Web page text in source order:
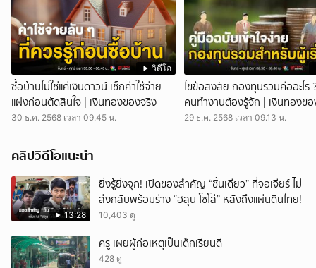
ล้ม ทับหญิงชาวจีนเสียชีวิต นักท่องเที่ยวส่วนใหญ่เป็นชาวต่างชาติ หอบข้าว
ของวิ่งหนีลมพายุ บริเวณหน้าหาดเกาะเฮ จังหวัดภูเก็ต จังหวะนั้นต้นไม้
ขนาดใหญ่ถูกลมพัดโค่นลงมา ในคลิปจะได้ยินเสียงคนพูดว่า เห็นไหม คน ๆ
อยู่ใต้นั้น หลังเหตุการณ์สงบ พบร่างนักท่องเที่ยวหญิงชาวจีน อายุ 53 ปี ถูก
ต้นไม้ทับเสียชีวิต ผู้เสียชีวิตและสามีเดินทางมาเที่ยวที่เกาะเฮกับกรุ๊ปทัวร์
กระทั่งประมาณ 15.30 น. ของเมื่อวาน ขณะผู้เสียชีวิตกับสามีนั่งอยู่ที่เก้าอี้
ชายหาดใต้ต้นไม้ ได้มีลมพัดแรงและฝนตก ก่อนต้นไม้จะล้มทับผู้เสียชีวิต
ลมแรงยังพัดหลังคากระเบื้องปลิวตกใส่ถนน พื้นที่ บ้านบางเทา ตำบลเชิง
ทะเล อำเภอถลาง เจ้าของบ้านถึงกับร้องโอ้โฮ เรียบร้อยครับ บ้านกู พายุถล่ม
ตำบลศรีสุนทร ถูกลมพัดล้มทับบ้าน 1 หลัง และร้านค้าอีก 1 ร้าน พังเสียหาย
เคราะห์ดีไม่มีใครบาดเจ็บ เพราะทุกคนวิ่งออกมาได้ทัน ชาวภูเก็ต ยังโพสต์
คลิปเจอเหตุไม่คาดฝันระหว่างขับรถฝ่าลมและฝน เช่น คลิปเจอถังเก็บน้ำ
ขนาดใหญ่ 3-4 ถัง ถูกลมพัดกลิ้งมาบนถนนบายพาส รถยนต์เบรกหลบกัน
เกือบไม่ทัน อีกคนเจอตุ๊กตาเป่าลม รูปหงษ์ยักษ์ ปลิวขวางทางบริเวณแยกไฟ
แดงสนามบินภูเก็ต ผู้ขับขี่เหยียบเบรกกันตัวโก่ง ก่อนจะมีคนมาช่วยลากหงษ์
ยักษ์ออกจากถนน พายุถล่มเมืองคอน เสาไฟล้มเพียบ ที่ จังหวัด
นครศรีธรรมราช ลมพายุได้พัดเสาไฟฟ้า 2 ฝั่ง ริมถนนเทิดพระเกียรติ ตำบล
ปากนคร โค่นล้มเป็นโดมิโน ระยะทาง 2-3 กิโลเมตร บางต้นล้มทับบ้านและ
วิดีโอ
ซื้อบ้านไม่ใช่แค่เงินดาวน์ เช็กค่าใช้จ่าย
แฝงก่อนตัดสินใจ | เงินทองของจริง
30 ธ.ค. 2568 เวลา 09.45 น.
ไขข้อสงสัย กองทุนรวมคืออะไร
คนทำงานต้องรู้จัก | เงินทองขอ
29 ธ.ค. 2568 เวลา 09.13 น.
คลิปวิดีโอแนะนำ
13:28
ยิ่งรู้ยิ่งจุก! เปิดของสำคัญ “ชิ้นเดียว” ที่จอเจียร์ ไม่
ส่งกลับพร้อมร่าง “ฮลุน โซโล่” หลังถึงแผ่นดินไทย!
10,403 ดู
ครู เผยผู้ก่อเหตุเป็นเด็กเรียนดี
428 ดู